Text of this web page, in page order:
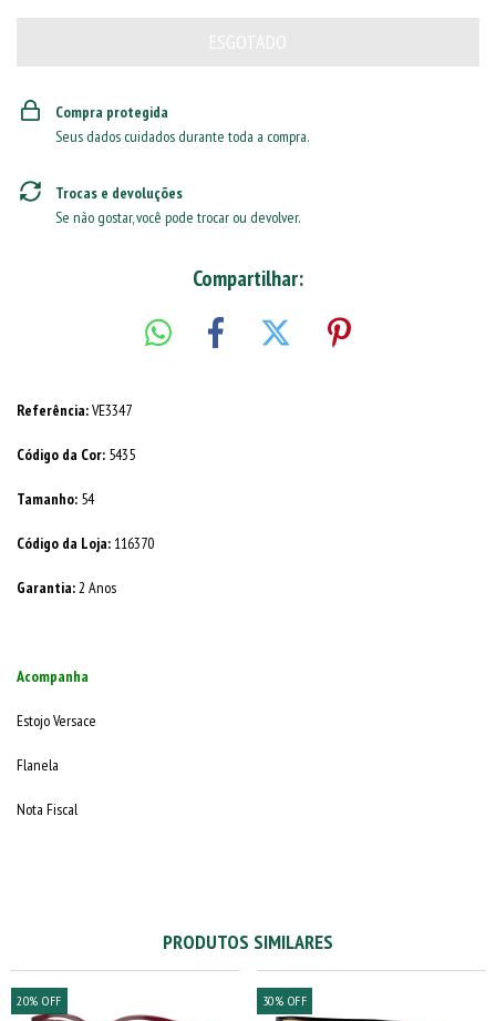
Compra protegida
Seus dados cuidados durante toda a compra.
Trocas e devoluções
Se não gostar, você pode trocar ou devolver.
Compartilhar:
Referência:VE3347
Código da Cor: 5435
Tamanho: 54
Código da Loja: 116370
Garantia:2 Anos
Acompanha
Estojo Versace
Flanela
Nota Fiscal
PRODUTOS SIMILARES
20% OFF 30% OFF